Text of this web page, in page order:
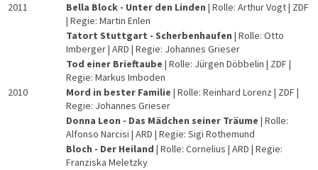
2011
Bella Block - Unter den Linden | Rolle: Arthur Vogt | ZDF
| Regie: Martin Enlen
Tatort Stuttgart - Scherbenhaufen | Rolle: Otto
Imberger | ARD | Regie: Johannes Grieser
Tod einer Brieftaube | Rolle: Jürgen Döbbelin | ZDF |
Regie: Markus Imboden
2010
Mord in bester Familie | Rolle: Reinhard Lorenz | ZDF |
Regie: Johannes Grieser
Donna Leon - Das Mädchen seiner Träume | Rolle:
Alfonso Narcisi | ARD | Regie: Sigi Rothemund
Bloch - Der Heiland | Rolle: Cornelius | ARD | Regie:
Franziska Meletzky